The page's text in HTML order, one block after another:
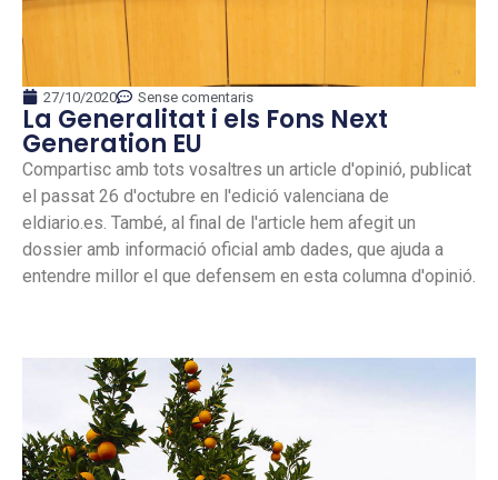
27/10/2020 Sense comentaris
La Generalitat i els Fons Next
Generation EU
Compartisc amb tots vosaltres un article d'opinió, publicat
el passat 26 d'octubre en l'edició valenciana de
eldiario.es. També, al final de l'article hem afegit un
dossier amb informació oficial amb dades, que ajuda a
entendre millor el que defensem en esta columna d'opinió.